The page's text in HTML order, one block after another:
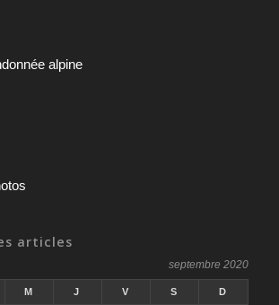
alpine
articles
septembre 2020
M J V S D